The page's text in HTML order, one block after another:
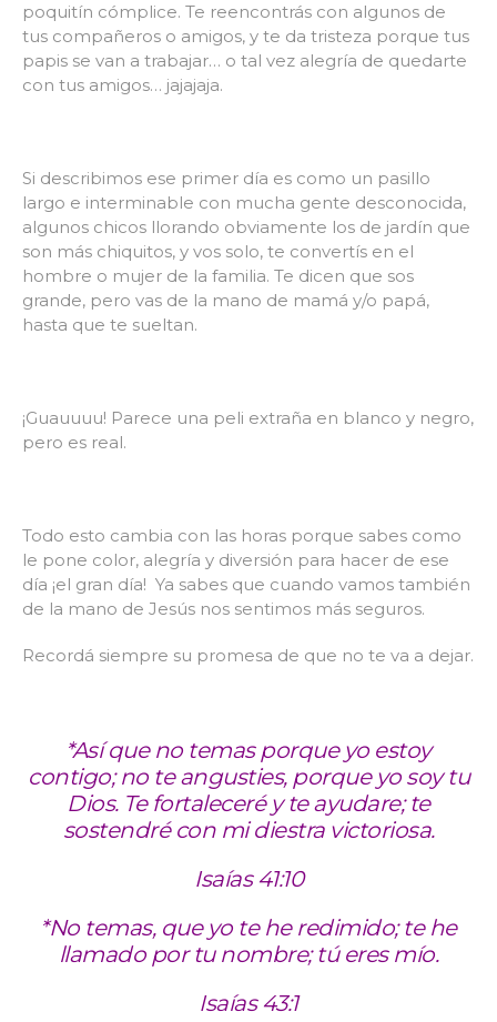
poquitín cómplice. Te reencontrás con algunos de
tus compañeros o amigos, y te da tristeza porque tus
papis se van a trabajar… o tal vez alegría de quedarte
con tus amigos… jajajaja.
Si describimos ese primer día es como un pasillo
largo e interminable con mucha gente desconocida,
algunos chicos llorando obviamente los de jardín que
son más chiquitos, y vos solo, te convertís en el
hombre o mujer de la familia. Te dicen que sos
grande, pero vas de la mano de mamá y/o papá,
hasta que te sueltan.
¡Guauuuu! Parece una peli extraña en blanco y negro,
pero es real.
Todo esto cambia con las horas porque sabes como
le pone color, alegría y diversión para hacer de ese
día ¡el gran día! Ya sabes que cuando vamos también
de la mano de Jesús nos sentimos más seguros.
Recordá siempre su promesa de que no te va a dejar.
*Así que no temas porque yo estoy
contigo; no te angusties, porque yo soy tu
Dios. Te fortaleceré y te ayudare; te
sostendré con mi diestra victoriosa.
Isaías 41:10
*No temas, que yo te he redimido; te he
llamado por tu nombre; tú eres mío.
Isaías 43:1